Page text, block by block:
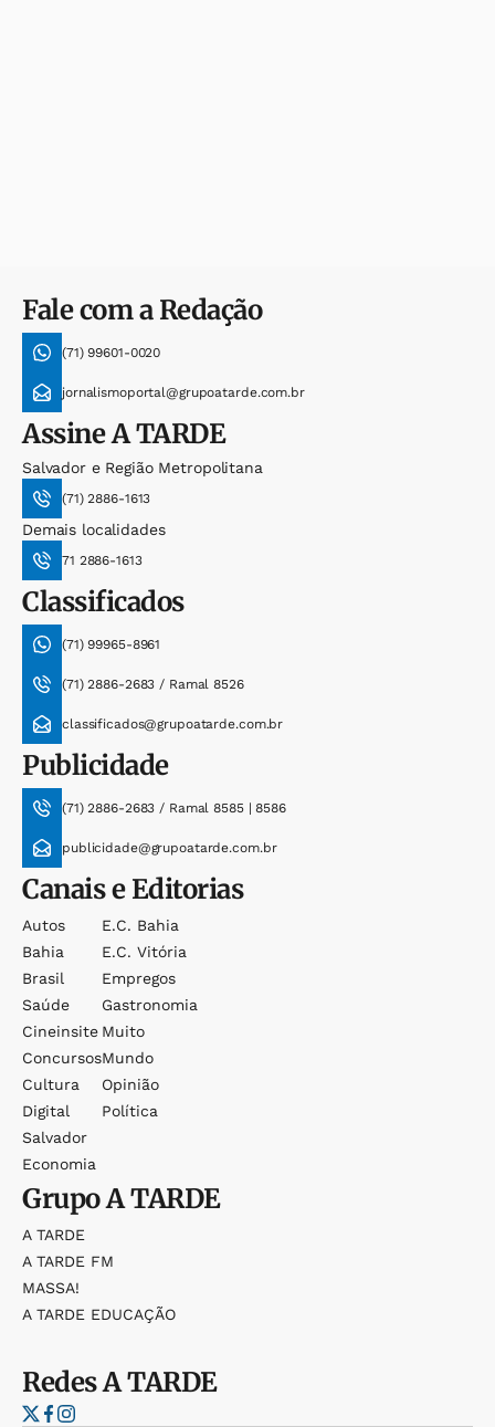
Fale com a Redação
(71) 99601-0020
jornalismoportal@grupoatarde.com.br
AssineA TARDE
Salvador e Região Metropolitana
(71) 2886-1613
Demais localidades
71 2886-1613
Classificados
(71) 99965-8961
(71) 2886-2683 / Ramal 8526
classificados@grupoatarde.com.br
Publicidade
(71) 2886-2683 / Ramal 8585 | 8586
publicidade@grupoatarde.com.br
Canais e Editorias
Autos
Bahia
Brasil
Saúde
Cineinsite
Concursos
Cultura
Digital
Salvador
Economia
E.c. Bahia
E.c. Vitória
Empregos
Gastronomia
Muito
Mundo
Opinião
Política
GrupoA TARDE
A TARDE
A TARDE FM
MASSA!
A TARDE EDUCAÇÃO
RedesA TARDE